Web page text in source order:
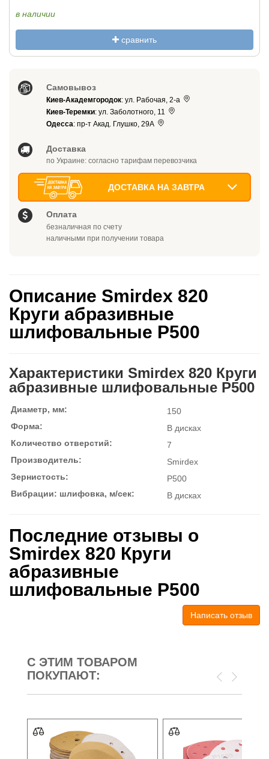
в наличии
сравнить
Самовывоз
Киев-Академгородок: ул. Рабочая, 2-а
Киев-Теремки: ул. Заболотного, 11
Одесса: пр-т Акад. Глушко, 29А
Доставка
по Украине: согласно тарифам перевозчика
ДОСТАВКА НА ЗАВТРА
Оплата
безналичная по счету
наличными при получении товара
Описание Smirdex 820
Круги абразивные
шлифовальные P500
Характеристики Smirdex 820 Круги
абразивные шлифовальные P500
Диаметр, мм:
150
Форма:
В дисках
Количество отверстий:
7
Производитель:
Smirdex
Зернистость:
P500
Вибрации: шлифовка, м/сек:
В дисках
Последние отзывы о
Smirdex 820 Круги
абразивные
шлифовальные P500
Написать отзыв
С ЭТИМ ТОВАРОМ
ПОКУПАЮТ: